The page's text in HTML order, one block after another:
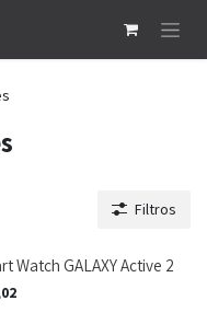
Filtros
Watch GALAXY Active 2